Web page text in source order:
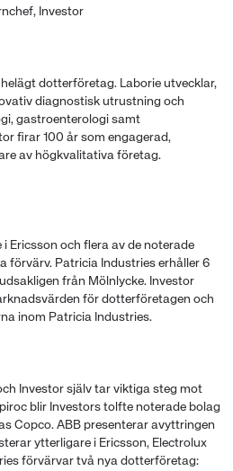
Investor
dotterföretag. Laborie utvecklar,
diagnostisk utrustning och
gastroenterologi samt
firar 100 år som engagerad,
av högkvalitativa företag.
Ericsson och flera av de noterade
förvärv. Patricia Industries erhåller 6
från Mölnlycke. Investor
för dotterföretagen och
inom Patricia Industries.
Investor själv tar viktiga steg mot
blir Investors tolfte noterade bolag
Copco. ABB presenterar avyttringen
ytterligare i Ericsson, Electrolux
förvärvar två nya dotterföretag: